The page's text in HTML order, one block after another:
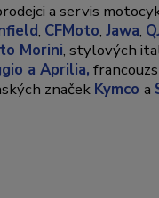
a servis
, CFMoto,Jawa,
Morini, stylových
a Aprilia,
značek Kymcoa